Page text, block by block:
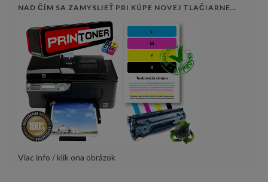
NAD ČÍM SA ZAMYSLIEŤ PRI KÚPE NOVEJ TLAČIARNE…
Viac info / klik ona obrázok